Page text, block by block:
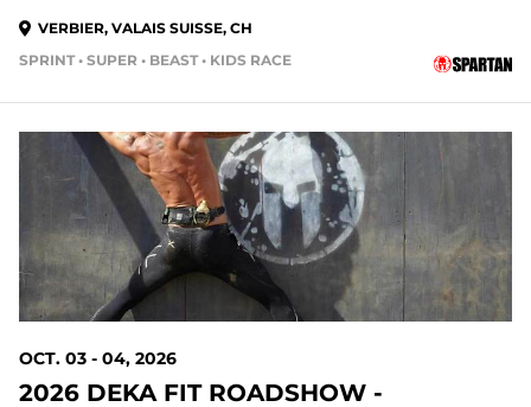
VERBIER, VALAIS SUISSE, CH
SPRINT • SUPER • BEAST • KIDS RACE
OCT. 03 - 04, 2026
2026 DEKA FIT ROADSHOW -